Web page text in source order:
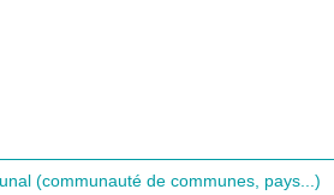
(communauté de communes, pays...)